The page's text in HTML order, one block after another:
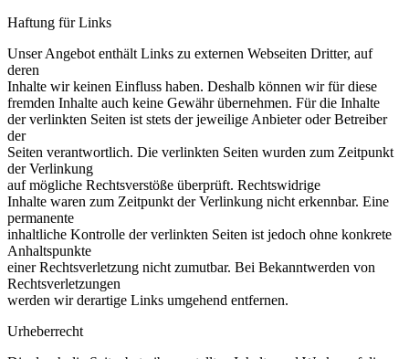
Haftung für Links
Unser Angebot enthält Links zu externen Webseiten Dritter, auf
deren
Inhalte wir keinen Einfluss haben. Deshalb können wir für diese
fremden Inhalte auch keine Gewähr übernehmen. Für die Inhalte
der verlinkten Seiten ist stets der jeweilige Anbieter oder Betreiber
der
Seiten verantwortlich. Die verlinkten Seiten wurden zum Zeitpunkt
der Verlinkung
auf mögliche Rechtsverstöße überprüft. Rechtswidrige
Inhalte waren zum Zeitpunkt der Verlinkung nicht erkennbar. Eine
permanente
inhaltliche Kontrolle der verlinkten Seiten ist jedoch ohne konkrete
Anhaltspunkte
einer Rechtsverletzung nicht zumutbar. Bei Bekanntwerden von
Rechtsverletzungen
werden wir derartige Links umgehend entfernen.
Urheberrecht